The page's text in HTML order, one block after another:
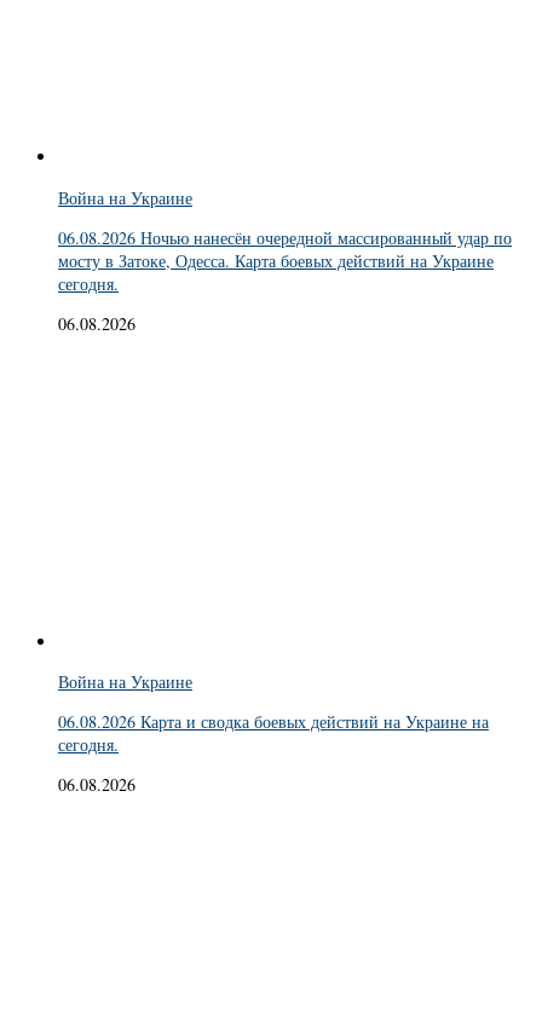
Война на Украине
06.08.2026 Ночью нанесён очередной массированный удар по
мосту в Затоке, Одесса. Карта боевых действий на Украине
сегодня.
06.08.2026
Война на Украине
06.08.2026 Карта и сводка боевых действий на Украине на
сегодня.
06.08.2026